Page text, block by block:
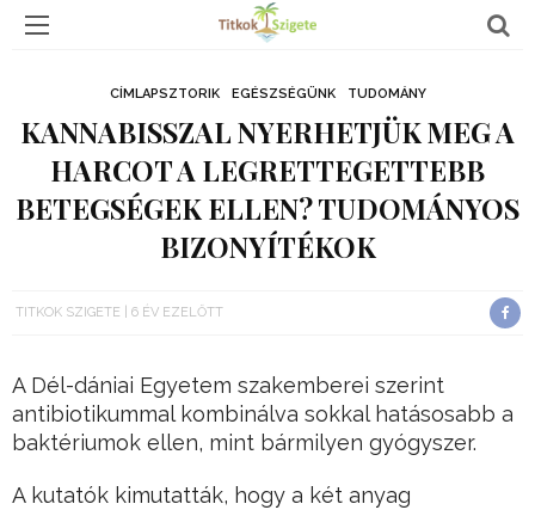
CÍMLAPSZTORIK EGÉSZSÉGÜNK TUDOMÁNY
KANNABISSZAL NYERHETJÜK MEG A
HARCOT A LEGRETTEGETTEBB
BETEGSÉGEK ELLEN? TUDOMÁNYOS
BIZONYÍTÉKOK
TITKOK SZIGETE 6 ÉV EZELŐTT
A Dél-dániai Egyetem szakemberei szerint
antibiotikummal kombinálva sokkal hatásosabb a
baktériumok ellen, mint bármilyen gyógyszer.
A kutatók kimutatták, hogy a két anyag